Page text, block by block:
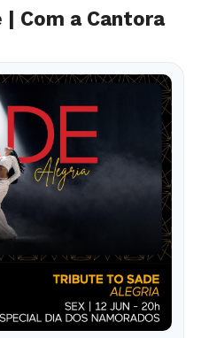
Com a Cantora